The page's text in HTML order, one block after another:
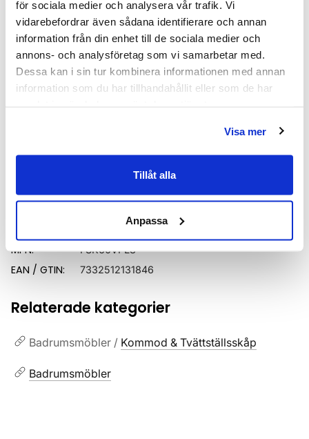
för sociala medier och analysera vår trafik. Vi
vidarebefordrar även sådana identifierare och annan
information från din enhet till de sociala medier och
annons- och analysföretag som vi samarbetar med.
Dessa kan i sin tur kombinera informationen med annan
information som du har tillhandahållit eller som de har
Visa mer
Tillåt alla
Anpassa
Bredd (mm) 600
Djup (mm) 450
Färg Vit
Serie Macro design Crown
mav8913368
MPN: FSK60VPL8
EAN / GTIN: 7332512131846
Relaterade kategorier
Badrumsmöbler / Kommod & Tvättställsskåp
Badrumsmöbler